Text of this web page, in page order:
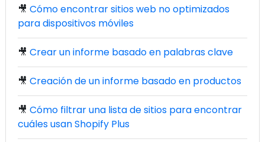
🎥 Cómo encontrar sitios web no optimizados
para dispositivos móviles
🎥 Crear un informe basado en palabras clave
🎥 Creación de un informe basado en productos
🎥 Cómo filtrar una lista de sitios para encontrar
cuáles usan Shopify Plus